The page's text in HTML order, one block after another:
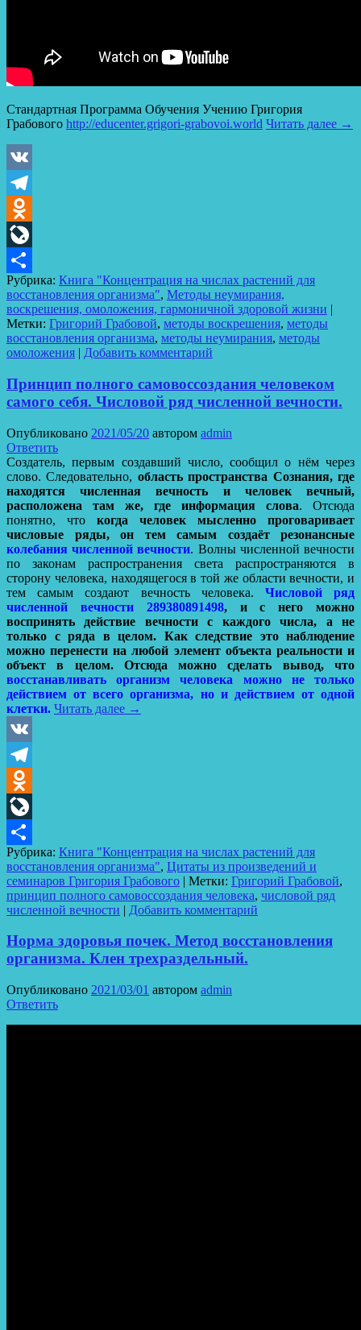
Стандартная Программа Обучения Учению Григория
Грабового http://educenter.grigori-grabovoi.world​ Читать далее →
VK
Telegram
Odnoklassniki
LiveJournal
Отправить
Рубрика: Книга "Концентрация на числах растений для
восстановления организма", Методы неумирания,
воскрешения, омоложения, гармоничной здоровой жизни |
Метки: Григорий Грабовой, методы воскрешения, методы
восстановления организма, методы неумирания, методы
омоложения | Добавить комментарий
Принцип полного самовоссоздания человеком
самого себя. Числовой ряд численной вечности.
Опубликовано 2021/05/20 автором admin
Ответить
Создатель, первым создавший число, сообщил о нём через
слово. Следовательно, область пространства Сознания, где
находятся численная вечность и человек вечный,
расположена там же, где информация слова. Отсюда
понятно, что когда человек мысленно проговаривает
числовые ряды, он тем самым создаёт резонансные
колебания численной вечности. Волны численной вечности
по законам распространения света распространяются в
сторону человека, находящегося в той же области вечности, и
тем самым создают вечность человека. Числовой ряд
численной вечности 289380891498, и с него можно
воспринять действие вечности с каждого числа, а не
только с ряда в целом. Как следствие это наблюдение
можно перенести на любой элемент объекта реальности и
объект в целом. Отсюда можно сделать вывод, что
восстанавливать организм человека можно не только
действием от всего организма, но и действием от одной
клетки. Читать далее →
VK
Telegram
Odnoklassniki
LiveJournal
Отправить
Рубрика: Книга "Концентрация на числах растений для
восстановления организма", Цитаты из произведений и
семинаров Григория Грабового | Метки: Григорий Грабовой,
принцип полного самовоссоздания человека, числовой ряд
численной вечности | Добавить комментарий
Норма здоровья почек. Метод восстановления
организма. Клен трехраздельный.
Опубликовано 2021/03/01 автором admin
Ответить